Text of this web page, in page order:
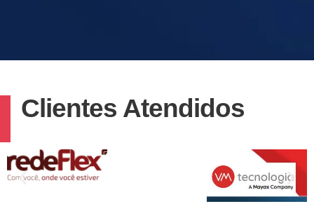
Clientes Atendidos